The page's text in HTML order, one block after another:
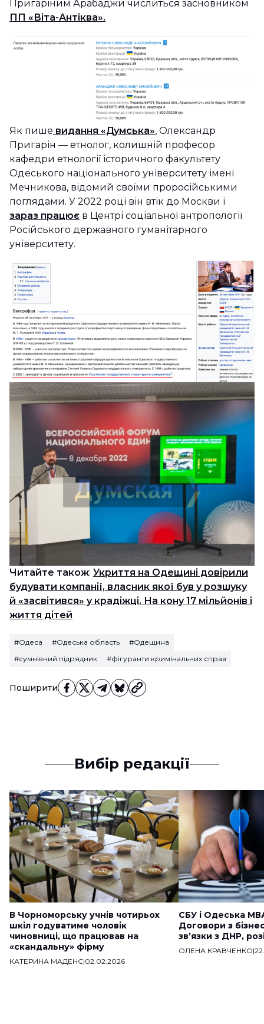
Поширити
Пригаріним Арабаджи числиться засновником
ПП «Віта-Антіква».
Як пише видання «Думська», Олександр
Пригарін — етнолог, колишній професор
кафедри етнології історичного факультету
Одеського національного університету імені
Мечникова, відомий своїми проросійськими
поглядами. У 2022 році він втік до Москви і
зараз працює в Центрі соціальної антропології
Російського державного гуманітарного
університету.
Читайте також: Укриття на Одещині довірили
будувати компанії, власник якої був у розшуку
й «засвітився» у крадіжці. На кону 17 мільйонів і
життя дітей
#Одеса #Одеська область
#Одещина
#сумнівний підрядник
#фігуранти кримінальних справ
Вибір редакції
В Чорноморську учнів чотирьох
шкіл годуватиме чоловік
чиновниці, що працював на
«скандальну» фірму
КАТЕРИНА МАДЕНС|02.02.2026
СБУ і Одеська
Договори з
звʼязки з ДНР,
ОЛЕНА КРАВЧЕНКО|